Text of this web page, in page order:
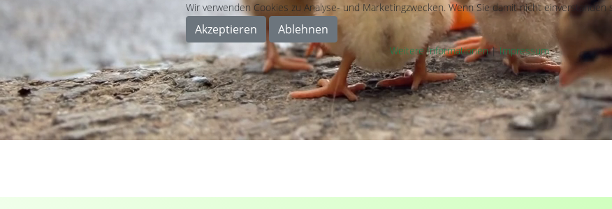
Wir verwenden Cookies zu Analyse- und Marketingzwecken. Wenn Sie damit nicht
Akzeptieren Ablehnen
Weitere Informationen|Impressum